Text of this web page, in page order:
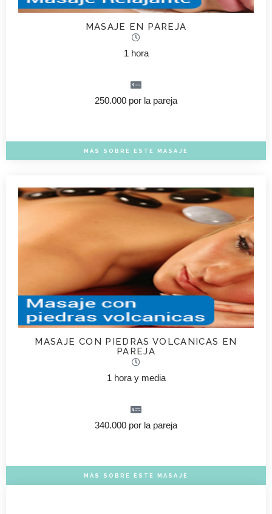
MASAJE EN PAREJA
1 hora
250.000 por la pareja
MÁS SOBRE ESTE MASAJE
MASAJE CON PIEDRAS VOLCANICAS EN
PAREJA
1 hora y media
340.000 por la pareja
MÁS SOBRE ESTE MASAJE